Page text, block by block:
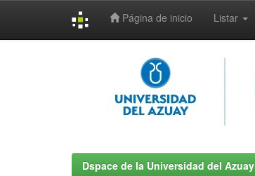
Página de inicio Listar
Dspace de la Universidad del Azuay